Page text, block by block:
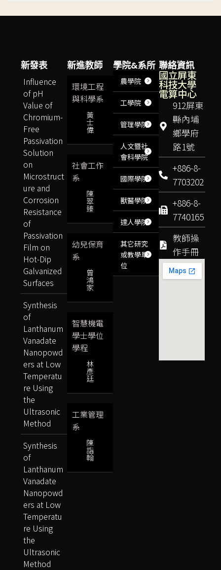
聯絡資訊
國立屏東
科技大學
電算中心
912屏東
縣內埔
鄉學府
路1號
+886-8-
7703202
+886-8-
7740165
教師操
作手冊
學院&系所
農學院
工學院
管理學院
人文暨社
會科學院
國際學院
獸醫學院
達人學院
其它研究
或教學單
位
新進教師
環境工程
與科學系
黃
士
偉
社會工作
系
陳
翠
臻
幼兒保育
系
曾
鴻
家
智慧機電
學士學位
學程
林
彥
廷
工業管理
系
陳
詣
翰
新發表
Influence
of pH
Value of
Chromium-
Free
Passivation
Solution
on
Microstruct
ure and
Corrosion
Resistance
of
Passivation
Film on
Hot-Dip
Galvanized
Surfaces
Synthesis
of
Lanthanum
Vanadate
Nanopowd
ers at Low
Temperatu
re Using
the
Ultrasonic
Method
Synthesis
of
Lanthanum
Vanadate
Nanopowd
ers at Low
Temperatu
re Using
the
Ultrasonic
Method